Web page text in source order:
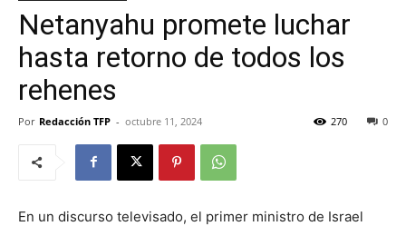
Netanyahu promete luchar
hasta retorno de todos los
rehenes
Por Redacción TFP - octubre 11, 2024 0
270
En un discurso televisado, el primer ministro de Israel